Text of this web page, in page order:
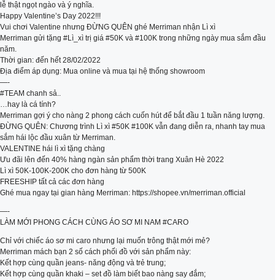
lễ thật ngọt ngào và ý nghĩa.
Happy Valentine’s Day 2022!!!
Vui chơi Valentine nhưng ĐỪNG QUÊN ghé Merriman nhận Lì xì
Merriman gửi tặng #Lì_xì trị giá #50K và #100K trong những ngày mua sắm đầu
năm.
Thời gian: đến hết 28/02/2022
Địa điểm áp dụng: Mua online và mua tại hệ thống showroom
—-
#TEAM chanh sả..
…hay là cá tính?
Merriman gợi ý cho nàng 2 phong cách cuốn hút để bắt đầu 1 tuần năng lượng.
ĐỪNG QUÊN: Chương trình Lì xì #50K #100K vẫn đang diễn ra, nhanh tay mua
sắm hái lộc đầu xuân từ Merriman.
️VALENTINE hái lì xì tặng chàng
Ưu đãi lên đến 40% hàng ngàn sản phẩm thời trang Xuân Hè 2022
Lì xì 50K-100K-200K cho đơn hàng từ 500K
FREESHIP tất cả các đơn hàng
Ghé mua ngay tại gian hàng Merriman: https://shopee.vn/merriman.official
—-
LÀM MỚI PHONG CÁCH CÙNG ÁO SƠ MI NAM #CARO
Chỉ với chiếc áo sơ mi caro nhưng lại muốn trông thật mới mẻ?
Merriman mách bạn 2 số cách phối đồ với sản phẩm này:
Kết hợp cùng quần jeans- năng động và trẻ trung;
Kết hợp cùng quần khaki – set đồ làm biết bao nàng say đắm;